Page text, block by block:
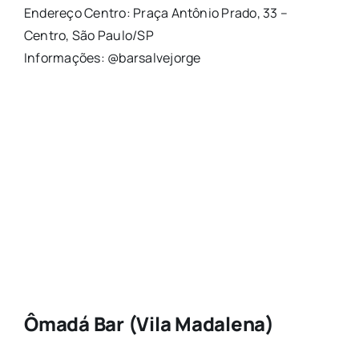
Endereço Centro: Praça Antônio Prado, 33 –
Centro, São Paulo/SP
Informações: @barsalvejorge
Ômadá Bar (Vila Madalena)